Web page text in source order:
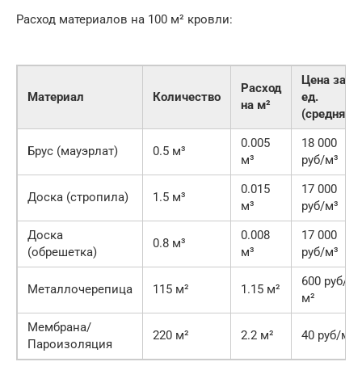
Расход материалов на 100 м² кровли:
Материал Количество
Расход
на м²
Цена за
ед.
(средняя)
Брус (мауэрлат) 0.5 м³
0.005
м³
18 000
руб/м³
Доска (стропила) 1.5 м³
0.015
м³
17 000
руб/м³
Доска
(обрешетка)
0.8 м³
0.008
м³
17 000
руб/м³
Металлочерепица 115 м² 1.15 м²
600 руб/
м²
Мембрана/
Пароизоляция
220 м² 2.2 м² 40 руб/м²